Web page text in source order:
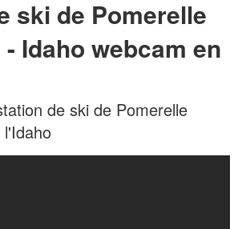
ski de Pomerelle
Idaho webcam en
de ski de Pomerelle